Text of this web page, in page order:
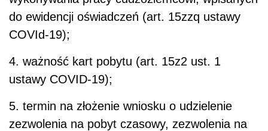
do ewidencji oświadczeń (art. 15zzq ustawy
COVId-19);
4. ważność kart pobytu (art. 15z2 ust. 1
ustawy COVID-19);
5. termin na złożenie wniosku o udzielenie
zezwolenia na pobyt czasowy, zezwolenia na